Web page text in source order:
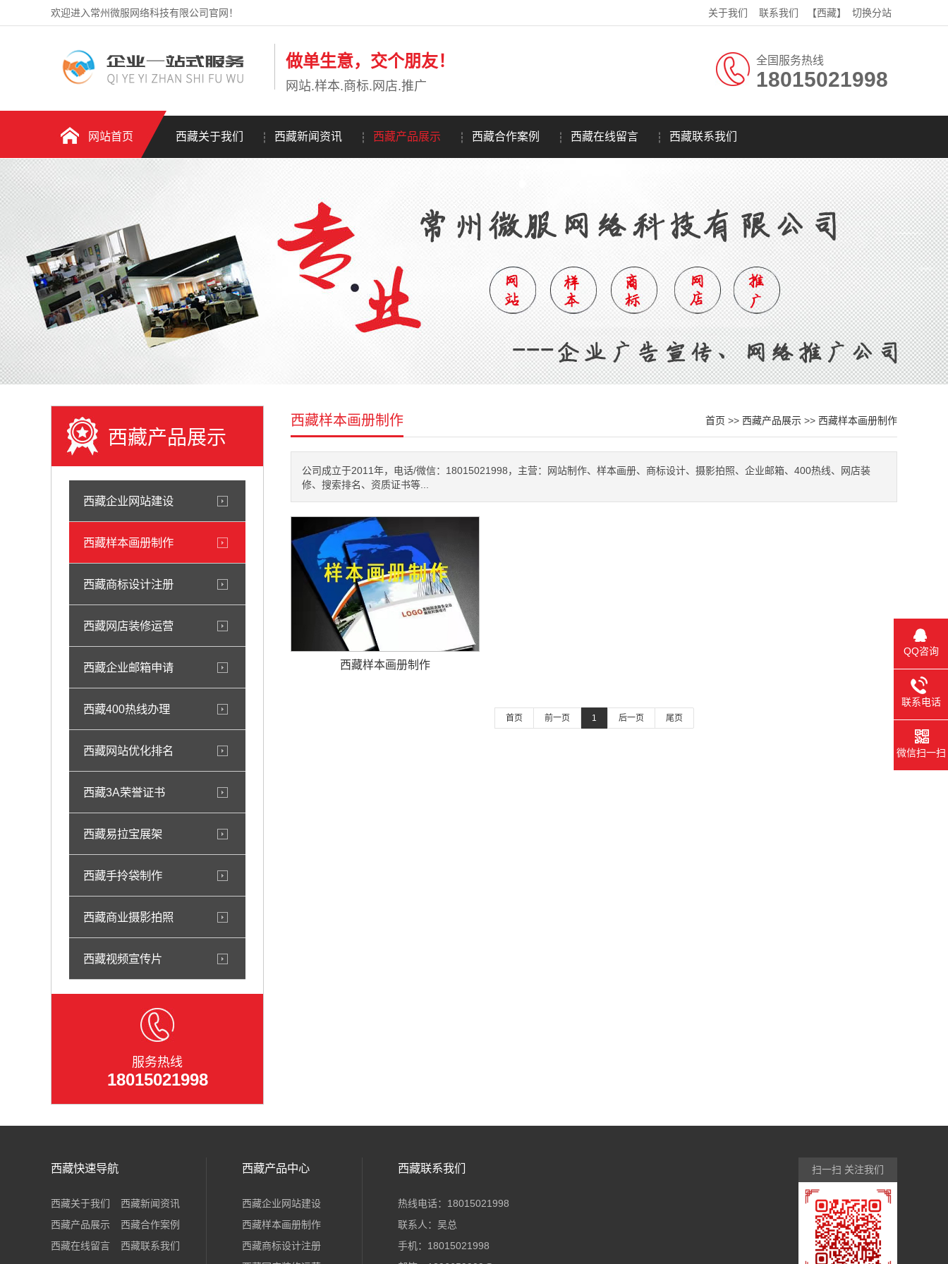
欢迎进入常州微服网络科技有限公司官网！ 关于我们 联系我们 【西藏】 切换分站
做单生意，交个朋友！
网站.样本.商标.网店.推广
全国服务热线
18015021998
网站首页 西藏关于我们 西藏新闻资讯 西藏产品展示 西藏合作案例 西藏在线留言 西藏联系我们
西藏产品展示
西藏企业网站建设
西藏样本画册制作
西藏商标设计注册
西藏网店装修运营
西藏企业邮箱申请
西藏400热线办理
西藏网站优化排名
西藏3A荣誉证书
西藏易拉宝展架
西藏手拎袋制作
西藏商业摄影拍照
西藏视频宣传片
服务热线
18015021998
西藏样本画册制作 首页 >> 西藏产品展示 >> 西藏样本画册制作
公司成立于2011年，电话/微信：18015021998，主营：网站制作、样本画册、商标设计、摄影拍照、企业邮箱、400热线、网店装
修、搜索排名、资质证书等...
西藏样本画册制作
首页 前一页 1 后一页 尾页
西藏快速导航
西藏关于我们
西藏新闻资讯
西藏产品展示
西藏合作案例
西藏在线留言
西藏联系我们
西藏产品中心
西藏企业网站建设
西藏样本画册制作
西藏商标设计注册
西藏联系我们
热线电话：18015021998
联系人：吴总
手机：18015021998
扫一扫 关注我们
QQ咨询
联系电话
微信扫一扫